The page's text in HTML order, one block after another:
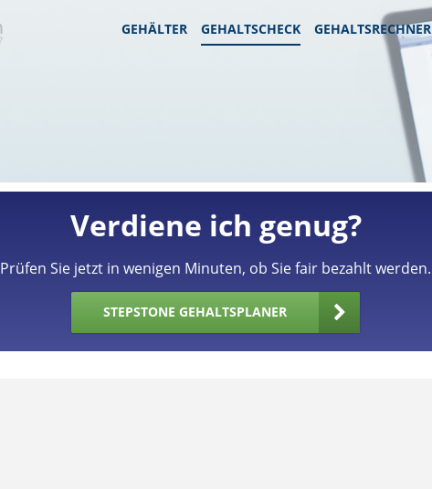
GEHÄLTER GEHALTSCHECK GEHALTSRECHNER
Verdiene ich genug?
Prüfen Sie jetzt in wenigen Minuten, ob Sie fair bezahlt werden.
STEPSTONE GEHALTSPLANER